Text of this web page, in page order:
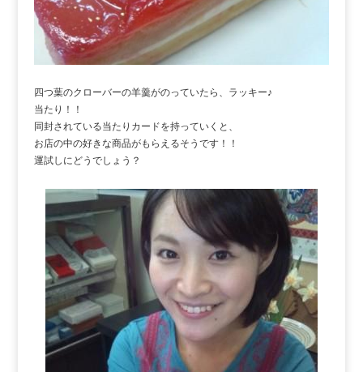
四つ葉のクローバーの羊羹がのっていたら、ラッキー♪
当たり！！
同封されている当たりカードを持っていくと、
お店の中の好きな商品がもらえるそうです！！
運試しにどうでしょう？